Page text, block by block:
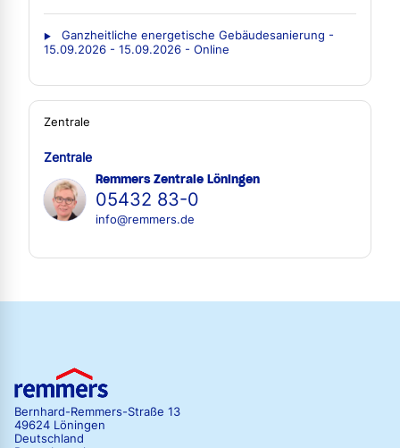
Ganzheitliche energetische Gebäudesanierung -
15.09.2026 - 15.09.2026 - Online
Zentrale
Zentrale
Remmers Zentrale Löningen
05432 83-0
info@remmers.de
Bernhard-Remmers-Straße 13
49624 Löningen
Deutschland